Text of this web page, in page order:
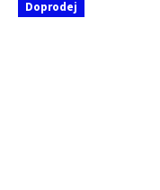
Doprodej